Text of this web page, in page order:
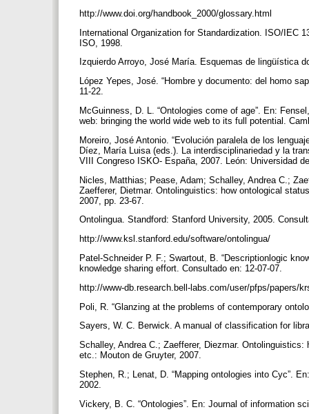
http://www.doi.org/handbook_2000/glossary.html
International Organization for Standardization. ISO/IEC
ISO, 1998.
Izquierdo Arroyo, José María. Esquemas de lingüística
López Yepes, José. “Hombre y documento: del homo
11-22.
McGuinness, D. L. “Ontologies come of age”. En:
web: bringing the world wide web to its full potential.
Moreiro, José Antonio. “Evolución paralela de los
Díez, María Luisa (eds.). La interdisciplinariedad y la
VIII Congreso ISKO- España, 2007. León: Universidad
Nicles, Matthias; Pease, Adam; Schalley, Andrea C.;
Zaefferer, Dietmar. Ontolinguistics: how ontological
2007, pp. 23-67.
Ontolingua. Standford: Stanford University, 2005.
http://www.ksl.stanford.edu/software/ontolingua/
Patel-Schneider P. F.; Swartout, B. “Descriptionlogic
knowledge sharing effort. Consultado en: 12-07-07.
http://www-db.research.bell-labs.com/user/pfps/papers/
Poli, R. “Glanzing at the problems of contemporary
Sayers, W. C. Berwick. A manual of classification for
Schalley, Andrea C.; Zaefferer, Diezmar.
etc.: Mouton de Gruyter, 2007.
Stephen, R.; Lenat, D. “Mapping ontologies into Cyc”.
2002.
Vickery, B. C. “Ontologies”. En: Journal of information